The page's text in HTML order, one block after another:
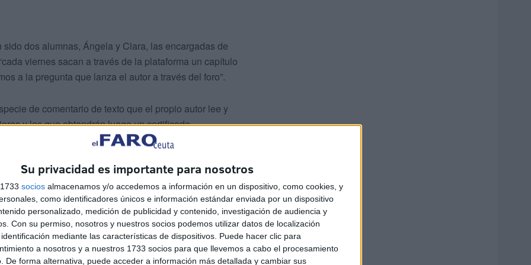
Su privacidad es importante para nosotros
socios almacenamos y/o accedemos a información en un dispositivo, como cookies, y
como identificadores únicos e información estándar enviada por un dispositivo
personalizado, medición de publicidad y contenido, investigación de audiencia y
Con su permiso, nosotros y nuestros socios podemos utilizar datos de localización
mediante las características de dispositivos. Puede hacer clic para
a nosotros y a nuestros 1733 socios para que llevemos a cabo el procesamiento
De forma alternativa, puede acceder a información más detallada y cambiar sus
dos alumnas, Ángela y Clara, las encargadas de
viernes sacan a través de la plataforma un capítulo
a la pregunta que lanza el autor a través del foro”.
de comentario de texto que el propio autor lee y
y los que obtendrán luego un certificado.
que hacer una galleta o bollo de sabor extraño
repuesta.